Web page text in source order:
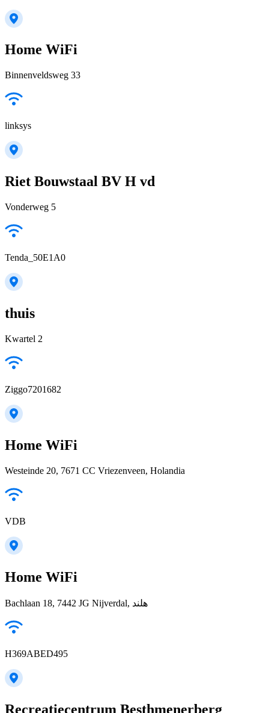
Home WiFi
Binnenveldsweg 33
linksys
Riet Bouwstaal BV H vd
Vonderweg 5
Tenda_50E1A0
thuis
Kwartel 2
Ziggo7201682
Home WiFi
Westeinde 20, 7671 CC Vriezenveen, Holandia
VDB
Home WiFi
Bachlaan 18, 7442 JG Nijverdal, هلند
H369ABED495
Recreatiecentrum Besthmenerberg